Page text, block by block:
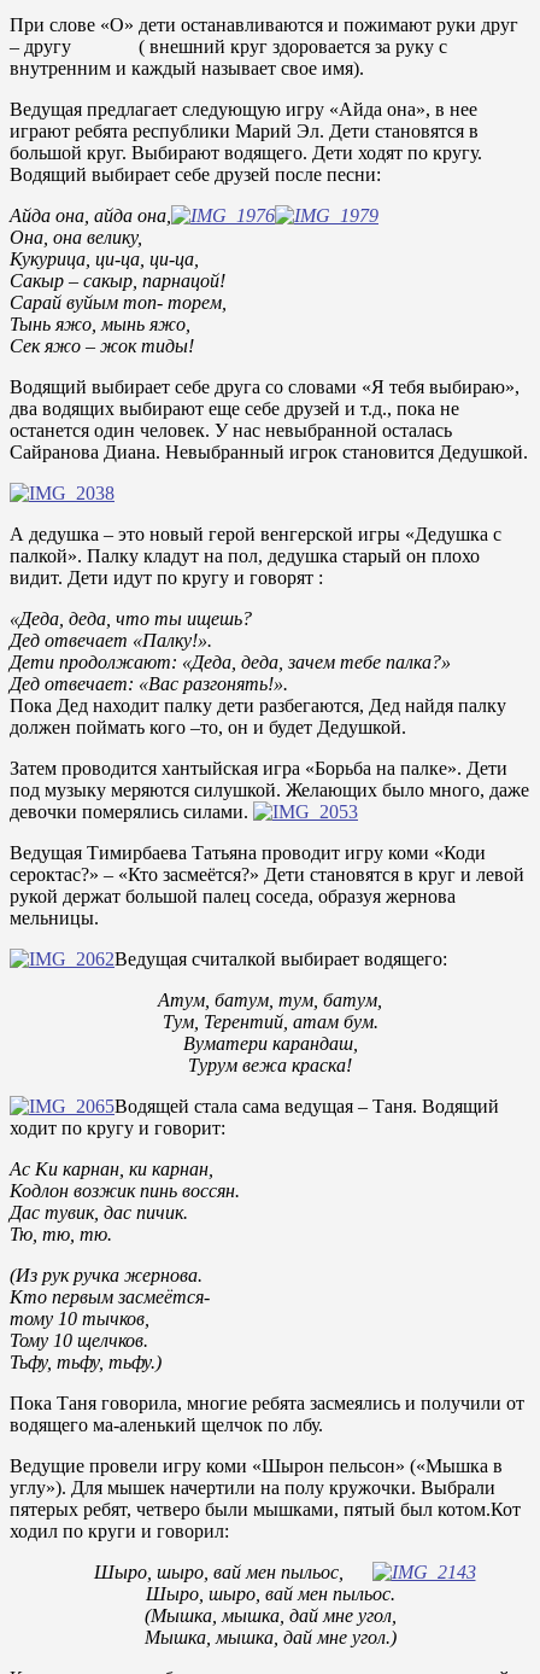
При слове «О» дети останавливаются и пожимают руки друг
– другу ( внешний круг здоровается за руку с
внутренним и каждый называет свое имя).
Ведущая предлагает следующую игру «Айда она», в нее
играют ребята республики Марий Эл. Дети становятся в
большой круг. Выбирают водящего. Дети ходят по кругу.
Водящий выбирает себе друзей после песни:
Айда она, айда она,
Она, она велику,
Кукурица, ци-ца, ци-ца,
Сакыр – сакыр, парнацой!
Сарай вуйым топ- торем,
Тынь яжо, мынь яжо,
Сек яжо – жок тиды!
Водящий выбирает себе друга со словами «Я тебя выбираю»,
два водящих выбирают еще себе друзей и т.д., пока не
останется один человек. У нас невыбранной осталась
Сайранова Диана. Невыбранный игрок становится Дедушкой.
А дедушка – это новый герой венгерской игры «Дедушка с
палкой». Палку кладут на пол, дедушка старый он плохо
видит. Дети идут по кругу и говорят :
«Деда, деда, что ты ищешь?
Дед отвечает «Палку!».
Дети продолжают: «Деда, деда, зачем тебе палка?»
Дед отвечает: «Вас разгонять!».
Пока Дед находит палку дети разбегаются, Дед найдя палку
должен поймать кого –то, он и будет Дедушкой.
Затем проводится хантыйская игра «Борьба на палке». Дети
под музыку меряются силушкой. Желающих было много, даже
девочки померялись силами.
Ведущая Тимирбаева Татьяна проводит игру коми «Коди
сероктас?» – «Кто засмеётся?» Дети становятся в круг и левой
рукой держат большой палец соседа, образуя жернова
мельницы.
Ведущая считалкой выбирает водящего:
Атум, батум, тум, батум,
Тум, Терентий, атам бум.
Вуматери карандаш,
Турум вежа краска!
Водящей стала сама ведущая – Таня. Водящий
ходит по кругу и говорит:
Ас Ки карнан, ки карнан,
Кодлон возжик пинь воссян.
Дас тувик, дас пичик.
Тю, тю, тю.
(Из рук ручка жернова.
Кто первым засмеётся-
тому 10 тычков,
Тому 10 щелчков.
Тьфу, тьфу, тьфу.)
Пока Таня говорила, многие ребята засмеялись и получили от
водящего ма-аленький щелчок по лбу.
Ведущие провели игру коми «Шырон пельсон» («Мышка в
углу»). Для мышек начертили на полу кружочки. Выбрали
пятерых ребят, четверо были мышками, пятый был котом.Кот
ходил по круги и говорил:
Шыро, шыро, вай мен пыльос,
Шыро, шыро, вай мен пыльос.
(Мышка, мышка, дай мне угол,
Мышка, мышка, дай мне угол.)